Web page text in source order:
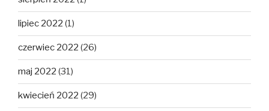
lipiec 2022 (1)
czerwiec 2022 (26)
maj 2022 (31)
kwiecień 2022 (29)